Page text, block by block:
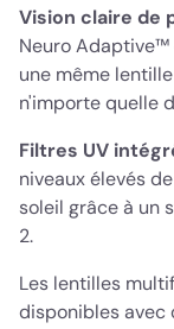
Vision claire de
Neuro
une même
n'importe quelle
Filtres UV
niveaux élevés
soleil grâce à un
2.
Les lentilles
disponibles avec